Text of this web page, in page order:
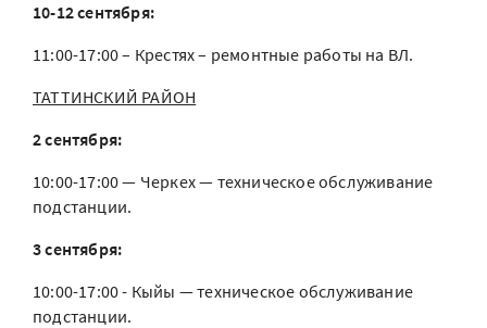
10-12 сентября:
11:00-17:00 – Крестях – ремонтные работы на ВЛ.
ТАТТИНСКИЙ РАЙОН
2 сентября:
10:00-17:00 — Черкех — техническое обслуживание
подстанции.
3 сентября:
10:00-17:00 - Кыйы — техническое обслуживание
подстанции.